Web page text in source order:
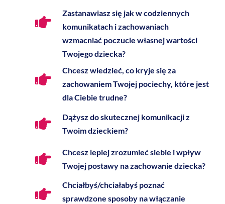
Zastanawiasz się jak w codziennych
komunikatach i zachowaniach
wzmacniać poczucie własnej wartości
Twojego dziecka?
Chcesz wiedzieć, co kryje się za
zachowaniem Twojej pociechy, które jest
dla Ciebie trudne?
Dążysz do skutecznej komunikacji z
Twoim dzieckiem?
Chcesz lepiej zrozumieć siebie i wpływ
Twojej postawy na zachowanie dziecka?
Chciałbyś/chciałabyś poznać
sprawdzone sposoby na włączanie